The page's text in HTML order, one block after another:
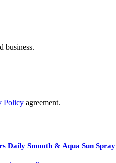
business.
Policy agreement.
Daily Smooth & Aqua Sun Spray